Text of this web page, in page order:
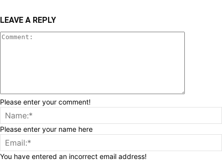
LEAVE A REPLY
Please enter your comment!
Please enter your name here
You have entered an incorrect email address!